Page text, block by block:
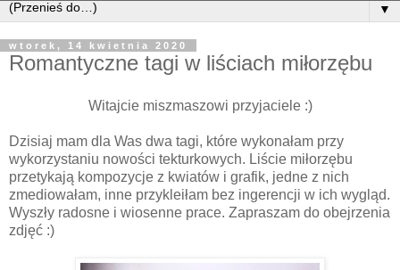
▼
wtorek, 14 kwietnia 2020
Romantyczne tagi w liściach miłorzębu
Witajcie miszmaszowi przyjaciele :)
Dzisiaj mam dla Was dwa tagi, które wykonałam przy
wykorzystaniu nowości tekturkowych. Liście miłorzębu
przetykają kompozycje z kwiatów i grafik, jedne z nich
zmediowałam, inne przykleiłam bez ingerencji w ich wygląd.
Wyszły radosne i wiosenne prace. Zapraszam do obejrzenia
zdjęć :)